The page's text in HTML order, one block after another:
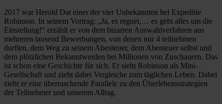
2017 war Herold Dat einer der vier Unbekannten bei Expeditie
Robinson. In seinem Vortrag: „Ja, es regnet,… es geht alles um die
Einstellung!“ erzählt er von dem bizarren Auswahlverfahren aus
mehreren tausend Bewerbungen, von denen nur 4 teilnehmen
durften, dem Weg zu seinem Abenteuer, dem Abenteuer selbst und
dem plötzlichen Bekanntwerden bei Millionen von Zuschauern. Das
ist schon eine Geschichte für sich. Er sieht Robinson als Mini-
Gesellschaft und zieht dabei Vergleiche zum täglichen Leben. Dabei
zieht er eine überraschende Parallele zu den Überlebensstrategien
der Teilnehmer und unserem Alltag.